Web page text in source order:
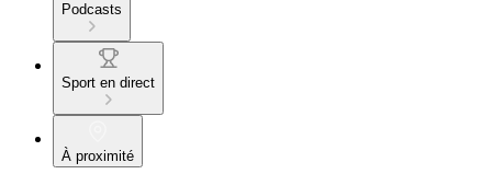
Podcasts
Sport en direct
À proximité